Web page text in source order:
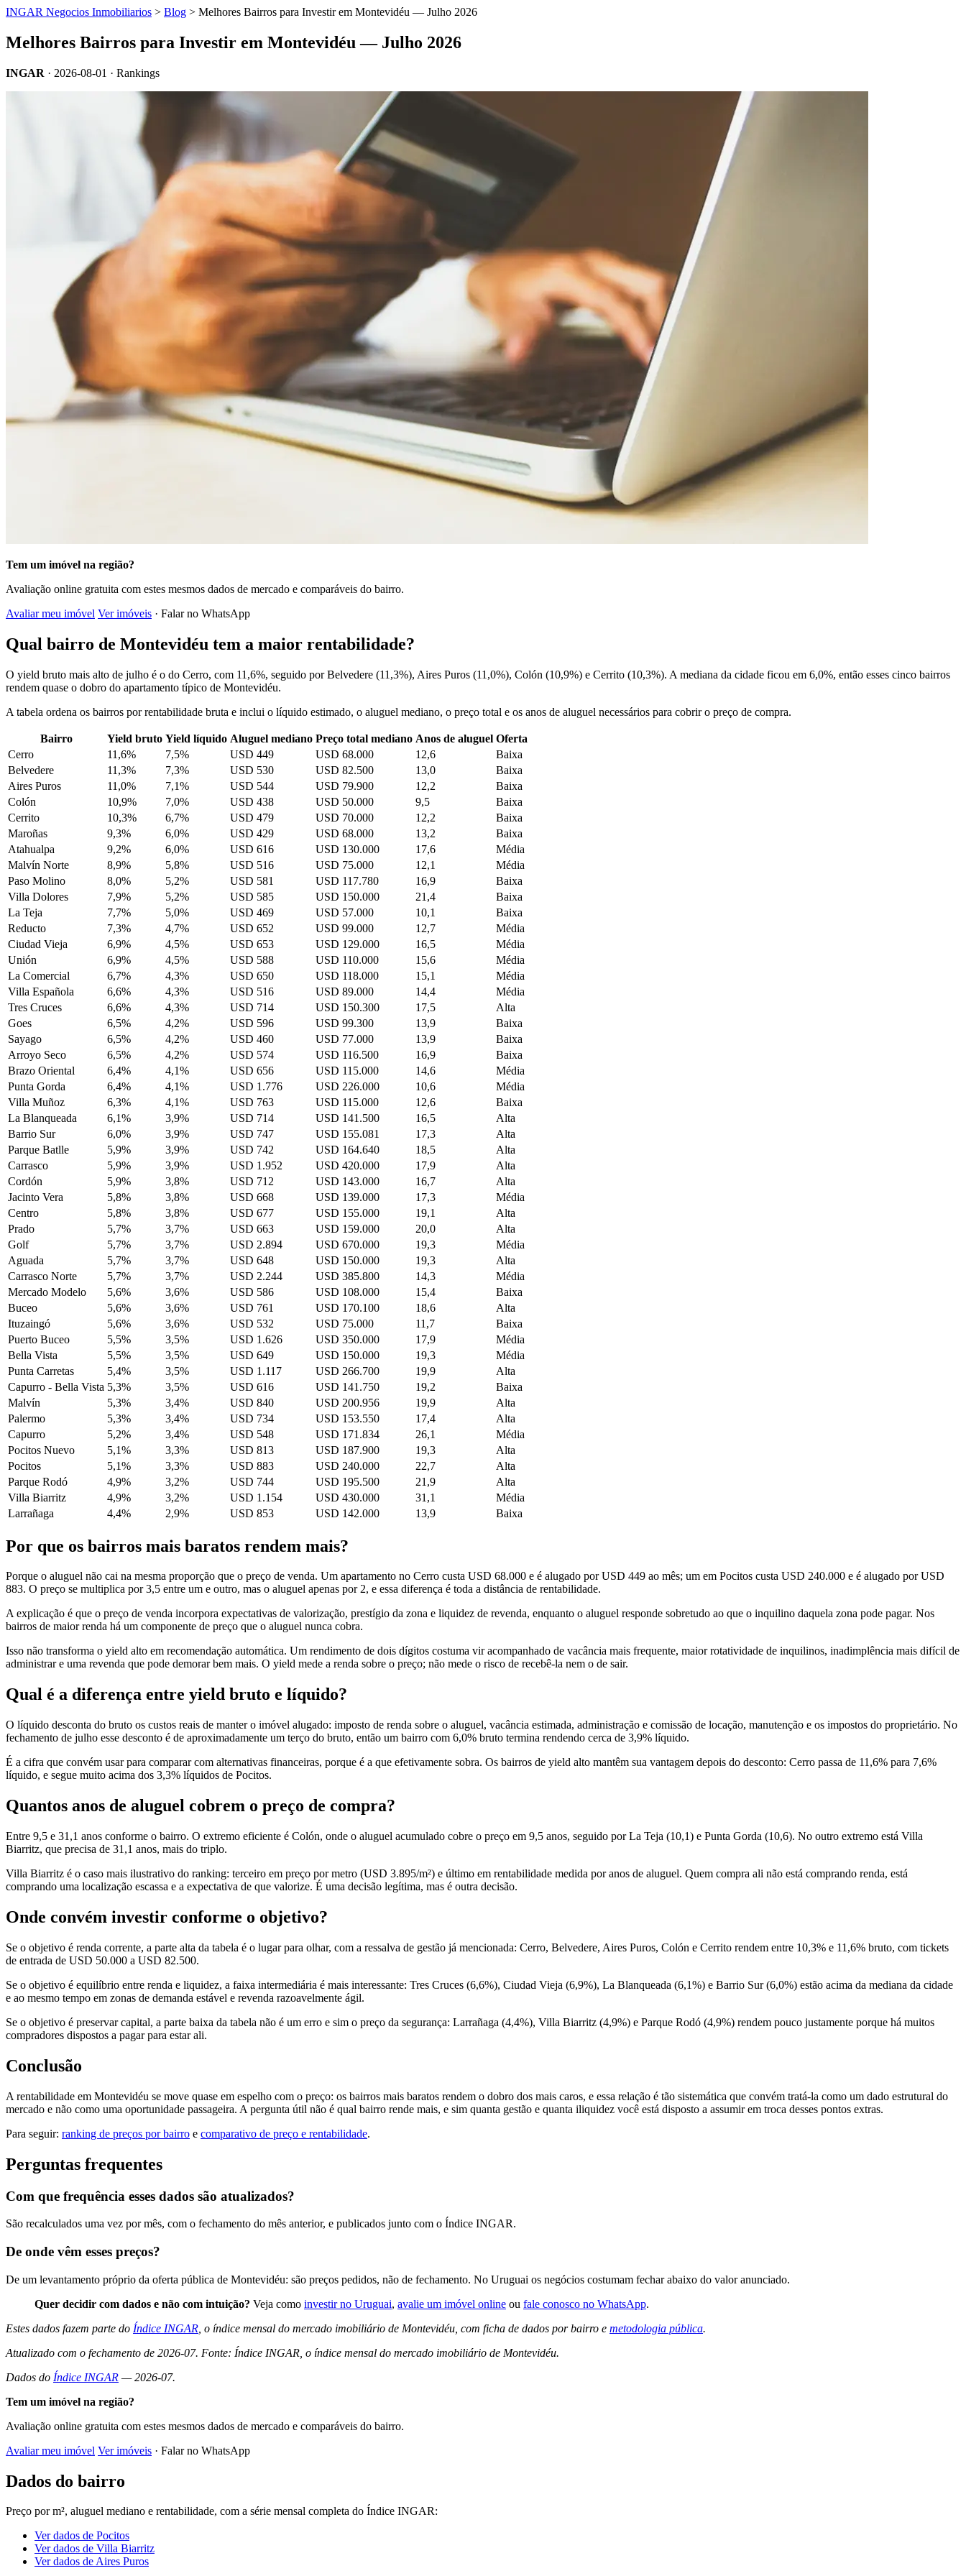
INGAR Negocios Inmobiliarios > Blog > Melhores Bairros para Investir em Montevidéu — Julho 2026
Melhores Bairros para Investir em Montevidéu — Julho 2026
INGAR · 2026-08-01 · Rankings
Tem um imóvel na região?
Avaliação online gratuita com estes mesmos dados de mercado e comparáveis do bairro.
Avaliar meu imóvel Ver imóveis · Falar no WhatsApp
Qual bairro de Montevidéu tem a maior rentabilidade?
O yield bruto mais alto de julho é o do Cerro, com 11,6%, seguido por Belvedere (11,3%), Aires Puros (11,0%), Colón (10,9%) e Cerrito (10,3%). A mediana da cidade ficou em 6,0%, então esses cinco bairros
rendem quase o dobro do apartamento típico de Montevidéu.
A tabela ordena os bairros por rentabilidade bruta e inclui o líquido estimado, o aluguel mediano, o preço total e os anos de aluguel necessários para cobrir o preço de compra.
Bairro Yield bruto Yield líquido Aluguel mediano Preço total mediano Anos de aluguel Oferta
Cerro
11,6% 7,5% USD 449 USD 68.000 12,6
Baixa
Belvedere
11,3% 7,3% USD 530 USD 82.500 13,0
Baixa
Aires Puros
11,0% 7,1% USD 544 USD 79.900 12,2
Baixa
Colón
10,9% 7,0% USD 438 USD 50.000 9,5
Baixa
Cerrito
10,3% 6,7% USD 479 USD 70.000 12,2
Baixa
Maroñas
9,3% 6,0% USD 429 USD 68.000 13,2
Baixa
Atahualpa
9,2% 6,0% USD 616 USD 130.000 17,6
Média
Malvín Norte
8,9% 5,8% USD 516 USD 75.000 12,1
Média
Paso Molino
8,0% 5,2% USD 581 USD 117.780 16,9
Baixa
Villa Dolores
7,9% 5,2% USD 585 USD 150.000 21,4
Baixa
La Teja
7,7% 5,0% USD 469 USD 57.000 10,1
Baixa
Reducto
7,3% 4,7% USD 652 USD 99.000 12,7
Média
Ciudad Vieja
6,9% 4,5% USD 653 USD 129.000 16,5
Média
Unión
6,9% 4,5% USD 588 USD 110.000 15,6
Média
La Comercial
6,7% 4,3% USD 650 USD 118.000 15,1
Média
Villa Española
6,6% 4,3% USD 516 USD 89.000 14,4
Média
Tres Cruces
6,6% 4,3% USD 714 USD 150.300 17,5
Alta
Goes
6,5% 4,2% USD 596 USD 99.300 13,9
Baixa
Sayago
6,5% 4,2% USD 460 USD 77.000 13,9
Baixa
Arroyo Seco
6,5% 4,2% USD 574 USD 116.500 16,9
Baixa
Brazo Oriental
6,4% 4,1% USD 656 USD 115.000 14,6
Média
Punta Gorda
6,4% 4,1% USD 1.776 USD 226.000 10,6
Média
Villa Muñoz
6,3% 4,1% USD 763 USD 115.000 12,6
Baixa
La Blanqueada
6,1% 3,9% USD 714 USD 141.500 16,5
Alta
Barrio Sur
6,0% 3,9% USD 747 USD 155.081 17,3
Alta
Parque Batlle
5,9% 3,9% USD 742 USD 164.640 18,5
Alta
Carrasco
5,9% 3,9% USD 1.952 USD 420.000 17,9
Alta
Cordón
5,9% 3,8% USD 712 USD 143.000 16,7
Alta
Jacinto Vera
5,8% 3,8% USD 668 USD 139.000 17,3
Média
Centro
5,8% 3,8% USD 677 USD 155.000 19,1
Alta
Prado
5,7% 3,7% USD 663 USD 159.000 20,0
Alta
Golf
5,7% 3,7% USD 2.894 USD 670.000 19,3
Média
Aguada
5,7% 3,7% USD 648 USD 150.000 19,3
Alta
Carrasco Norte
5,7% 3,7% USD 2.244 USD 385.800 14,3
Média
Mercado Modelo
5,6% 3,6% USD 586 USD 108.000 15,4
Baixa
Buceo
5,6% 3,6% USD 761 USD 170.100 18,6
Alta
Ituzaingó
5,6% 3,6% USD 532 USD 75.000 11,7
Baixa
Puerto Buceo
5,5% 3,5% USD 1.626 USD 350.000 17,9
Média
Bella Vista
5,5% 3,5% USD 649 USD 150.000 19,3
Média
Punta Carretas
5,4% 3,5% USD 1.117 USD 266.700 19,9
Alta
Capurro - Bella Vista 5,3% 3,5% USD 616 USD 141.750 19,2
Baixa
Malvín
5,3% 3,4% USD 840 USD 200.956 19,9
Alta
Palermo
5,3% 3,4% USD 734 USD 153.550 17,4
Alta
Capurro
5,2% 3,4% USD 548 USD 171.834 26,1
Média
Pocitos Nuevo
5,1% 3,3% USD 813 USD 187.900 19,3
Alta
Pocitos
5,1% 3,3% USD 883 USD 240.000 22,7
Alta
Parque Rodó
4,9% 3,2% USD 744 USD 195.500 21,9
Alta
Villa Biarritz
4,9% 3,2% USD 1.154 USD 430.000 31,1
Média
Larrañaga
4,4% 2,9% USD 853 USD 142.000 13,9 Baixa
Por que os bairros mais baratos rendem mais?
Porque o aluguel não cai na mesma proporção que o preço de venda. Um apartamento no Cerro custa USD 68.000 e é alugado por USD 449 ao mês; um em Pocitos custa USD 240.000 e é alugado por USD
883. O preço se multiplica por 3,5 entre um e outro, mas o aluguel apenas por 2, e essa diferença é toda a distância de rentabilidade.
A explicação é que o preço de venda incorpora expectativas de valorização, prestígio da zona e liquidez de revenda, enquanto o aluguel responde sobretudo ao que o inquilino daquela zona pode pagar. Nos
bairros de maior renda há um componente de preço que o aluguel nunca cobra.
Isso não transforma o yield alto em recomendação automática. Um rendimento de dois dígitos costuma vir acompanhado de vacância mais frequente, maior rotatividade de inquilinos, inadimplência mais difícil de
administrar e uma revenda que pode demorar bem mais. O yield mede a renda sobre o preço; não mede o risco de recebê-la nem o de sair.
Qual é a diferença entre yield bruto e líquido?
O líquido desconta do bruto os custos reais de manter o imóvel alugado: imposto de renda sobre o aluguel, vacância estimada, administração e comissão de locação, manutenção e os impostos do proprietário. No
fechamento de julho esse desconto é de aproximadamente um terço do bruto, então um bairro com 6,0% bruto termina rendendo cerca de 3,9% líquido.
É a cifra que convém usar para comparar com alternativas financeiras, porque é a que efetivamente sobra. Os bairros de yield alto mantêm sua vantagem depois do desconto: Cerro passa de 11,6% para 7,6%
líquido, e segue muito acima dos 3,3% líquidos de Pocitos.
Quantos anos de aluguel cobrem o preço de compra?
Entre 9,5 e 31,1 anos conforme o bairro. O extremo eficiente é Colón, onde o aluguel acumulado cobre o preço em 9,5 anos, seguido por La Teja (10,1) e Punta Gorda (10,6). No outro extremo está Villa
Biarritz, que precisa de 31,1 anos, mais do triplo.
Villa Biarritz é o caso mais ilustrativo do ranking: terceiro em preço por metro (USD 3.895/m²) e último em rentabilidade medida por anos de aluguel. Quem compra ali não está comprando renda, está
comprando uma localização escassa e a expectativa de que valorize. É uma decisão legítima, mas é outra decisão.
Onde convém investir conforme o objetivo?
Se o objetivo é renda corrente, a parte alta da tabela é o lugar para olhar, com a ressalva de gestão já mencionada: Cerro, Belvedere, Aires Puros, Colón e Cerrito rendem entre 10,3% e 11,6% bruto, com tickets
de entrada de USD 50.000 a USD 82.500.
Se o objetivo é equilíbrio entre renda e liquidez, a faixa intermediária é mais interessante: Tres Cruces (6,6%), Ciudad Vieja (6,9%), La Blanqueada (6,1%) e Barrio Sur (6,0%) estão acima da mediana da cidade
e ao mesmo tempo em zonas de demanda estável e revenda razoavelmente ágil.
Se o objetivo é preservar capital, a parte baixa da tabela não é um erro e sim o preço da segurança: Larrañaga (4,4%), Villa Biarritz (4,9%) e Parque Rodó (4,9%) rendem pouco justamente porque há muitos
compradores dispostos a pagar para estar ali.
Conclusão
A rentabilidade em Montevidéu se move quase em espelho com o preço: os bairros mais baratos rendem o dobro dos mais caros, e essa relação é tão sistemática que convém tratá-la como um dado estrutural do
mercado e não como uma oportunidade passageira. A pergunta útil não é qual bairro rende mais, e sim quanta gestão e quanta iliquidez você está disposto a assumir em troca desses pontos extras.
Para seguir: ranking de preços por bairro e comparativo de preço e rentabilidade.
Perguntas frequentes
Com que frequência esses dados são atualizados?
São recalculados uma vez por mês, com o fechamento do mês anterior, e publicados junto com o Índice INGAR.
De onde vêm esses preços?
De um levantamento próprio da oferta pública de Montevidéu: são preços pedidos, não de fechamento. No Uruguai os negócios costumam fechar abaixo do valor anunciado.
Quer decidir com dados e não com intuição? Veja como investir no Uruguai, avalie um imóvel online ou fale conosco no WhatsApp.
Estes dados fazem parte do Índice INGAR , o índice mensal do mercado imobiliário de Montevidéu, com ficha de dados por bairro e metodologia pública.
Atualizado com o fechamento de 2026-07. Fonte: Índice INGAR, o índice mensal do mercado imobiliário de Montevidéu.
Dados do Índice INGAR — 2026-07.
Tem um imóvel na região?
Avaliação online gratuita com estes mesmos dados de mercado e comparáveis do bairro.
Avaliar meu imóvel Ver imóveis · Falar no WhatsApp
Dados do bairro
Preço por m², aluguel mediano e rentabilidade, com a série mensal completa do Índice INGAR:
Ver dados de Pocitos
Ver dados de Villa Biarritz
Ver dados de Aires Puros